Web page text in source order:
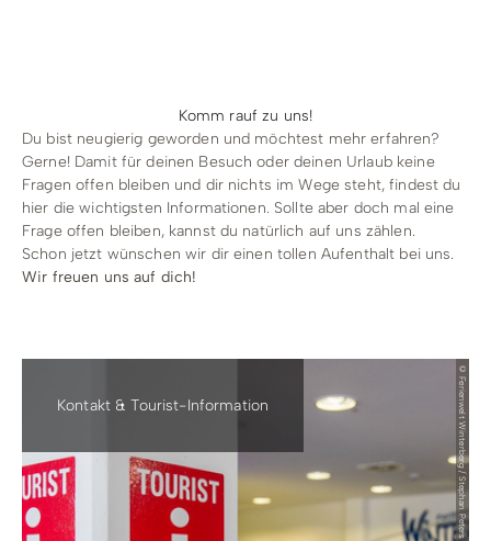
Komm rauf zu uns!
Du bist neugierig geworden und möchtest mehr erfahren?
Gerne! Damit für deinen Besuch oder deinen Urlaub keine
Fragen offen bleiben und dir nichts im Wege steht, findest du
hier die wichtigsten Informationen. Sollte aber doch mal eine
Frage offen bleiben, kannst du natürlich auf uns zählen.
Schon jetzt wünschen wir dir einen tollen Aufenthalt bei uns.
Wir freuen uns auf dich!
© Ferienwelt Winterberg / Stephan Peters
Kontakt & Tourist-Information